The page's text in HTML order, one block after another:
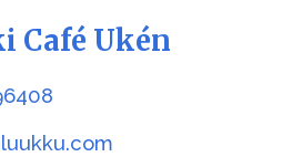
Café Ukén